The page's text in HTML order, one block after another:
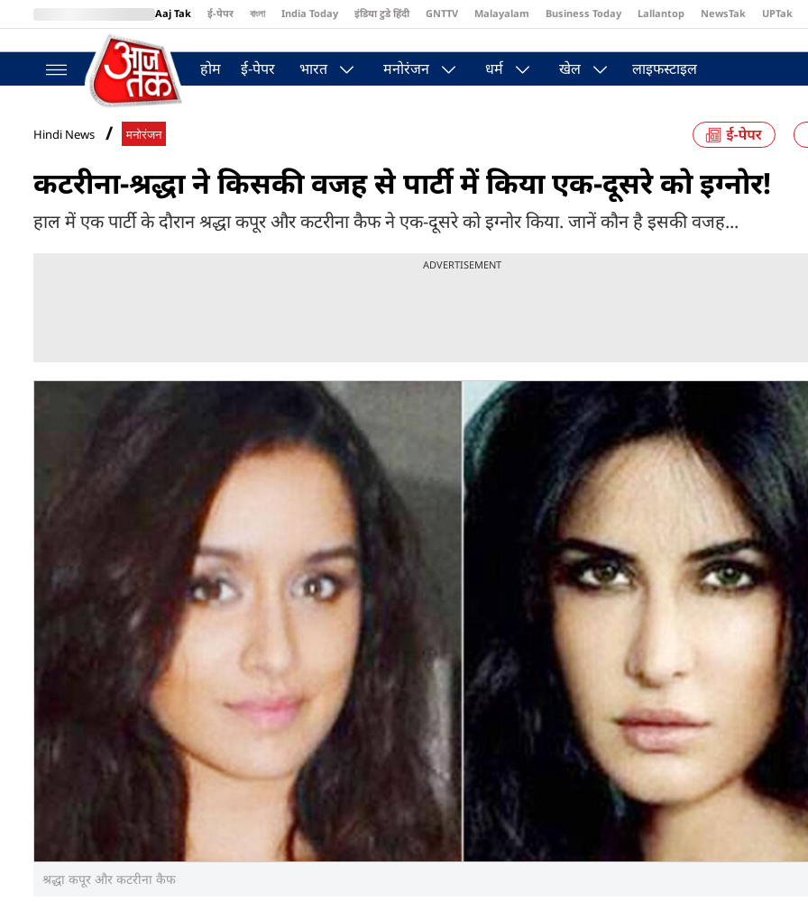
Aaj Tak ई-पेपर বাংলা India Today इंडिया टुडे हिंदी GNTTV Malayalam Business Today Lallantop NewsTak UPTak
BT Bazaar
होम ई-पेपर भारत मनोरंजन धर्म खेल लाइफस्टाइल
Hindi News मनोरंजन
कटरीना-श्रद्धा ने किसकी वजह से पार्टी में किया एक-दूसरे को इग्नोर!
हाल में एक पार्टी के दौरान श्रद्धा कपूर और कटरीना कैफ ने एक-दूसरे को इग्नोर किया. जानें कौन है इसकी वजह...
ADVERTISEMENT
श्रद्धा कपूर और कटरीना कैफ